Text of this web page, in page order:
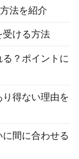
法を紹介
受ける方法
？ポイントに
得ない理由を
間に合わせる